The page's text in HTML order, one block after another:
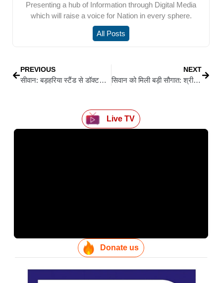
Presenting a hub of Information through Digital Media
which will raise a voice for Nation in every sphere.
All Posts
PREVIOUS
सीवान: बड़हरिया स्टैंड से डॉक्टर्स कॉलोनी मोड़ तक भीषण जाम, घंटों फंसे रहे लोग
NEXT
सिवान को मिली बड़ी सौगात: श्री साईं हॉस्पिटल में शुरू हुआ पहला अत्याधुनिक पेन क्लिनिक
Live TV
Donate us